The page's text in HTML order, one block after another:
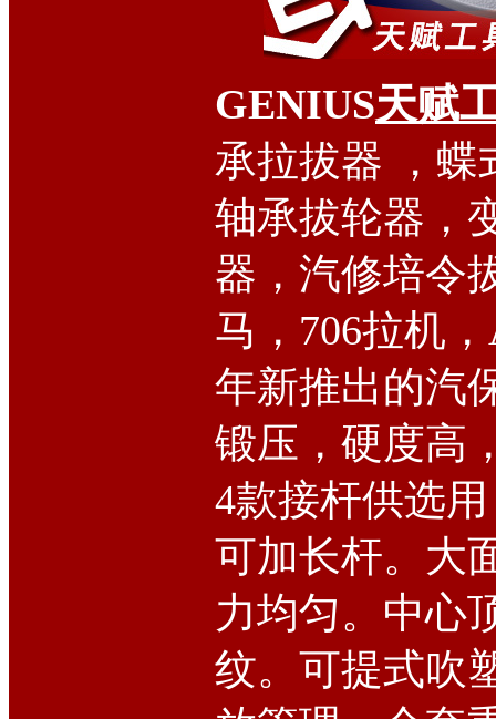
GENIUS天赋
承拉拔器 ，蝶
轴承拔轮器，
器，汽修培令
马，706拉机，
年新推出的汽
锻压，硬度高
4款接杆供选
可加长杆。大
力均匀。中心
纹。可提式吹